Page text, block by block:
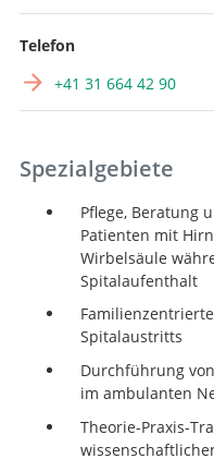
Telefon
+41 31 664 42 90
Spezialgebiete
Pflege, Beratung
Patienten mit
Wirbelsäule
Spitalaufenthalt
Spitalaustritts
Durchführung
im ambulanten
Theorie-Praxis-